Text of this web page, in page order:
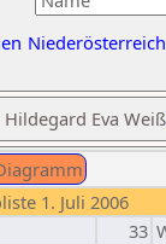
Niederösterreich
Eva
1. Juli 2006
33